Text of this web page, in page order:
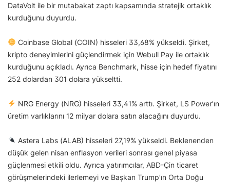
DataVolt ile bir mutabakat zaptı kapsamında stratejik ortaklık
kurduğunu duyurdu.
Coinbase Global (COIN) hisseleri 33,68% yükseldi. Şirket,
kripto deneyimlerini güçlendirmek için Webull Pay ile ortaklık
kurduğunu açıkladı. Ayrıca Benchmark, hisse için hedef fiyatını
252 dolardan 301 dolara yükseltti.
NRG Energy (NRG) hisseleri 33,41% arttı. Şirket, LS Power’ın
üretim varlıklarını 12 milyar dolara satın alacağını duyurdu.
Astera Labs (ALAB) hisseleri 27,19% yükseldi. Beklenenden
düşük gelen nisan enflasyon verileri sonrası genel piyasa
güçlenmesi etkili oldu. Ayrıca yatırımcılar, ABD-Çin ticaret
görüşmelerindeki ilerlemeyi ve Başkan Trump’ın Orta Doğu